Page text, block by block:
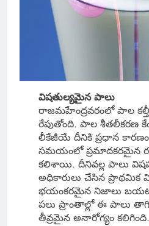
విషతుల్యమైన పాలు
రాజమహేంద్రవరంలో పాల
రేపుతోంది. పాల శీతలీకరణ
లీకేజీయే దీనికి ప్రధాన
సమయంలో ప్రమాదకరమైన
కలిశాయి. దీనివల్ల పాలు
అధికారులు చేసిన
భయంకరమైన నిజాలు
పలు ప్రాంతాల్లో ఈ పాలు
తీవ్రమైన అనారోగ్యం కలిగింది.